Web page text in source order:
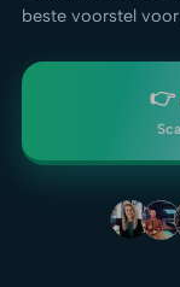
beste voorstel
👉